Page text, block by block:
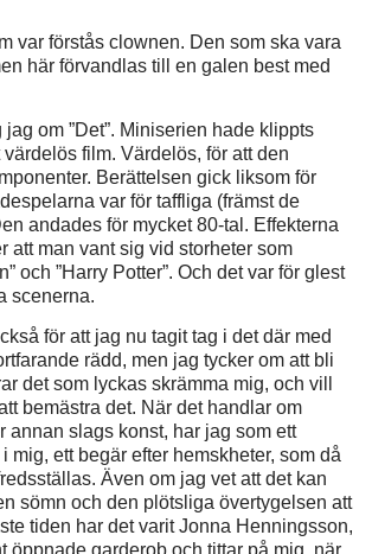
var förstås clownen. Den som ska vara
här förvandlas till en galen best med
jag om ”Det”. Miniserien hade klippts
film. Värdelös, för att den
Berättelsen gick liksom för
var för taffliga (främst de
andades för mycket 80-tal. Effekterna
att man vant sig vid storheter som
och ”Harry Potter”. Och det var för glest
scenerna.
för att jag nu tagit tag i det där med
rädd, men jag tycker om att bli
det som lyckas skrämma mig, och vill
bemästra det. När det handlar om
annan slags konst, har jag som ett
mig, ett begär efter hemskheter, som då
Även om jag vet att det kan
sömn och den plötsliga övertygelsen att
tiden har det varit Jonna Henningsson,
öppnade garderob och tittar på mig, när